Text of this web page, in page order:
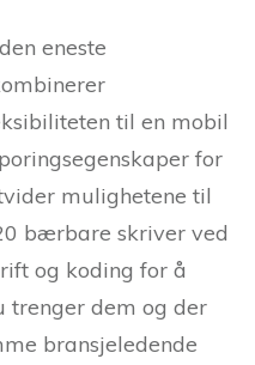
eneste
til en mobil
for
mulighetene til
bærbare skriver ved
og koding for å
trenger dem og der
bransjeledende